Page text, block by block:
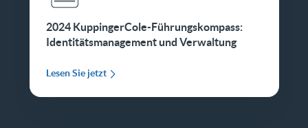
2024 KuppingerCole-Führungskompass:
Identitätsmanagement und Verwaltung
Lesen Sie jetzt